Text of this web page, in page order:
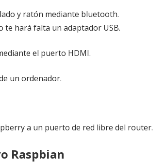
y ratón mediante bluetooth.
te hará falta un adaptador USB.
el puerto HDMI.
un ordenador.
a un puerto de red libre del router.
Raspbian